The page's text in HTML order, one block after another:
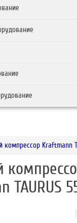
компрессор Kraftmann
TAURUS